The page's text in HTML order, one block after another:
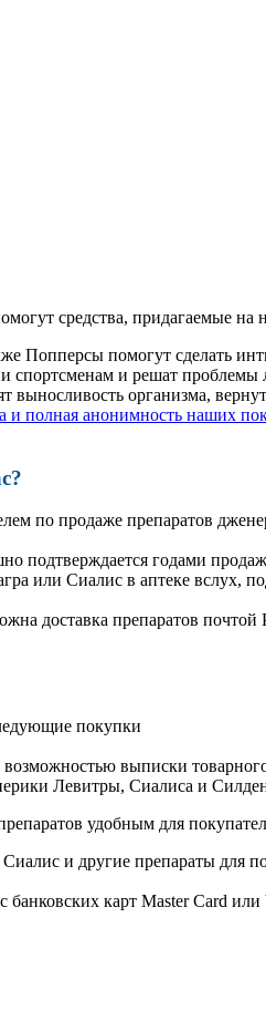
средства, придагаемые на
Попперсы помогут сделать
спортсменам и решат проблемы
организма,
и полная анонимность наших
по продаже препаратов
подтверждается годами продаж
или Сиалис в аптеке вслух,
доставка препаратов
покупки
выписки
Левитры, Сиалиса и
удобным для
и другие препараты для
карт Master Card